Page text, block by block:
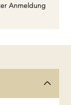
Anmeldung